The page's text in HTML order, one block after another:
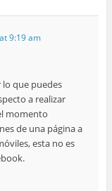
9:19 am
que puedes
a realizar
momento
de una página a
esta no es